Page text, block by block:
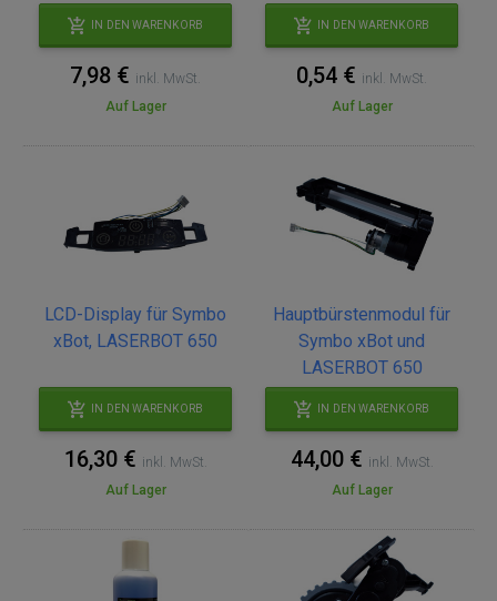
IN DEN WARENKORB
7,98 € inkl. MwSt.
Auf Lager
IN DEN WARENKORB
0,54 € inkl. MwSt.
Auf Lager
LCD-Display für Symbo
xBot, LASERBOT 650
IN DEN WARENKORB
16,30 € inkl. MwSt.
Auf Lager
Hauptbürstenmodul für
Symbo xBot und
LASERBOT 650
IN DEN WARENKORB
44,00 € inkl. MwSt.
Auf Lager